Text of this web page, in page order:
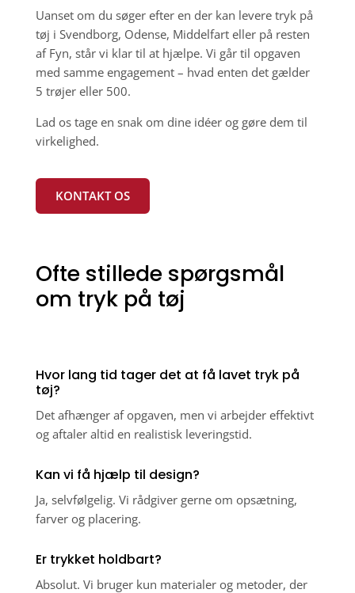
Uanset om du søger efter en der kan levere tryk på
tøj i Svendborg, Odense, Middelfart eller på resten
af Fyn, står vi klar til at hjælpe. Vi går til opgaven
med samme engagement – hvad enten det gælder
5 trøjer eller 500.
Lad os tage en snak om dine idéer og gøre dem til
virkelighed.
KONTAKT OS
Ofte stillede spørgsmål
om tryk på tøj
Hvor lang tid tager det at få lavet tryk på
tøj?
Det afhænger af opgaven, men vi arbejder effektivt
og aftaler altid en realistisk leveringstid.
Kan vi få hjælp til design?
Ja, selvfølgelig. Vi rådgiver gerne om opsætning,
farver og placering.
Er trykket holdbart?
Absolut. Vi bruger kun materialer og metoder, der